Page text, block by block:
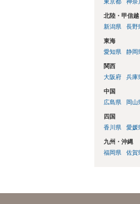
北陸・甲信越
新潟県
長野
東海
愛知県
静岡
関西
大阪府
兵庫
中国
広島県
岡山
四国
香川県
愛媛
九州・沖縄
福岡県
佐賀